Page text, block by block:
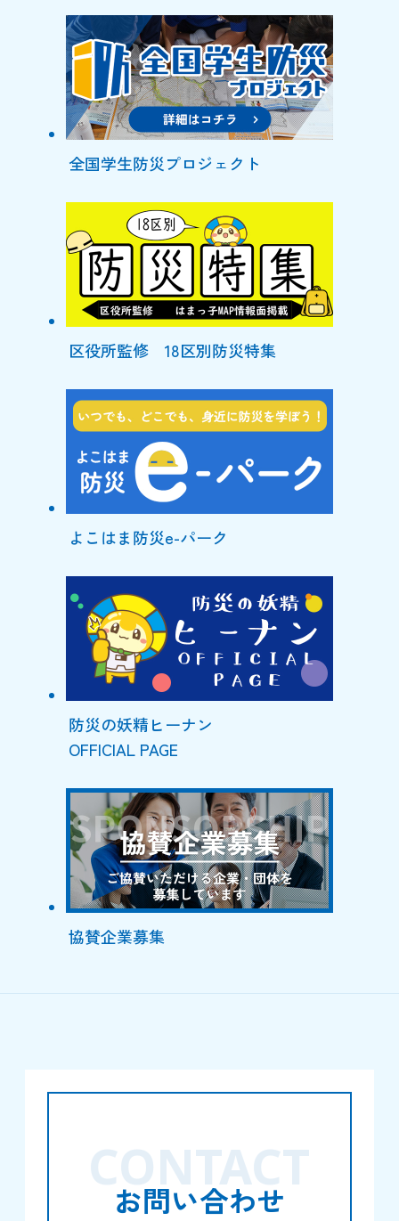
全国学生防災プロジェクト
区役所監修 18区別防災特集
よこはま防災e-パーク
防災の妖精ヒーナン
OFFICIAL PAGE
協賛企業募集
お問い合わせ
CONTACT